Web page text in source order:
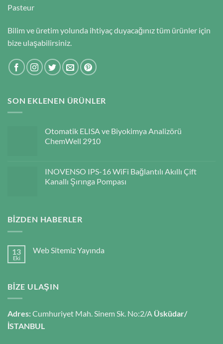
Pasteur
Bilim ve üretim yolunda ihtiyaç duyacağınız tüm ürünler için
bize ulaşabilirsiniz.
SON EKLENEN ÜRÜNLER
Otomatik ELISA ve Biyokimya Analizörü
ChemWell 2910
INOVENSO IPS-16 WiFi Bağlantılı Akıllı Çift
Kanallı Şırınga Pompası
BIZDEN HABERLER
13
Eki
Web Sitemiz Yayında
BIZE ULAŞIN
Adres:Cumhuriyet Mah. Sinem Sk. No:2/A Üsküdar/
İSTANBUL